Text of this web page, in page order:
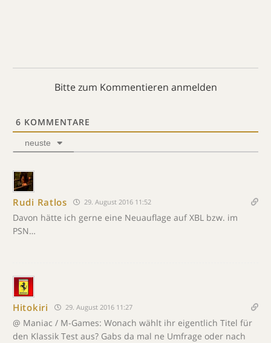
Bitte zum Kommentieren anmelden
6 KOMMENTARE
neuste
Rudi Ratlos 29. August 2016 11:52
Davon hätte ich gerne eine Neuauflage auf XBL bzw. im
PSN…
Hitokiri 29. August 2016 11:27
@ Maniac / M-Games: Wonach wählt ihr eigentlich Titel für
den Klassik Test aus? Gabs da mal ne Umfrage oder nach